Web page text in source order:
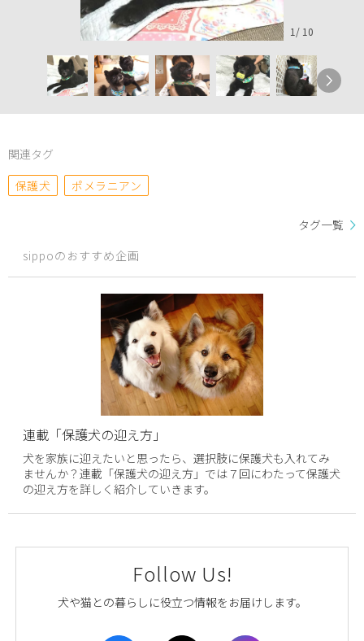
1 / 10
関連タグ
保護犬
ポメラニアン
タグ一覧
sippoのおすすめ企画
連載「保護犬の迎え方」
犬を家族に迎えたいと思ったら、選択肢に保護犬も入れてみ
ませんか？連載「保護犬の迎え方」では７回にわたって保護犬
の迎え方を詳しく紹介していきます。
Follow Us!
犬や猫との暮らしに役立つ情報をお届けします。